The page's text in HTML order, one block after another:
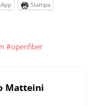
Stampa
#openfiber
Matteini